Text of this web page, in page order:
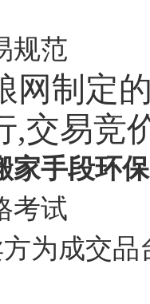
规范
网制定
,交易竞
家手段环
考试
为成交